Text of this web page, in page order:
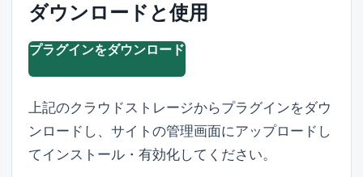
ダウンロードと使用
プラグインをダウンロード
上記のクラウドストレージからプラグインをダウ
ンロードし、サイトの管理画面にアップロードし
てインストール・有効化してください。